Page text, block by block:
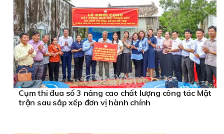
Cụm thi đua số 3 nâng cao chất lượng công tác Mặt
trận sau sắp xếp đơn vị hành chính